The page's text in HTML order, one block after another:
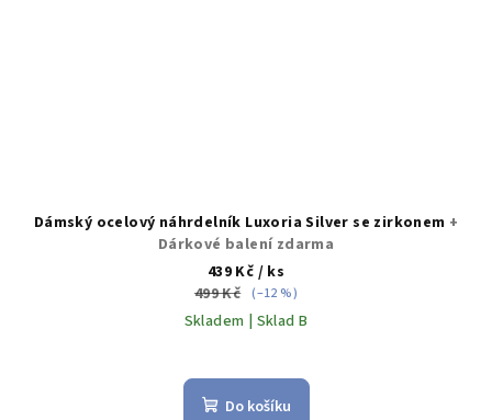
Dámský ocelový náhrdelník Luxoria Silver se zirkonem +
Dárkové balení zdarma
439 Kč / ks
499 Kč (–12 %)
Skladem | Sklad B
Do košíku